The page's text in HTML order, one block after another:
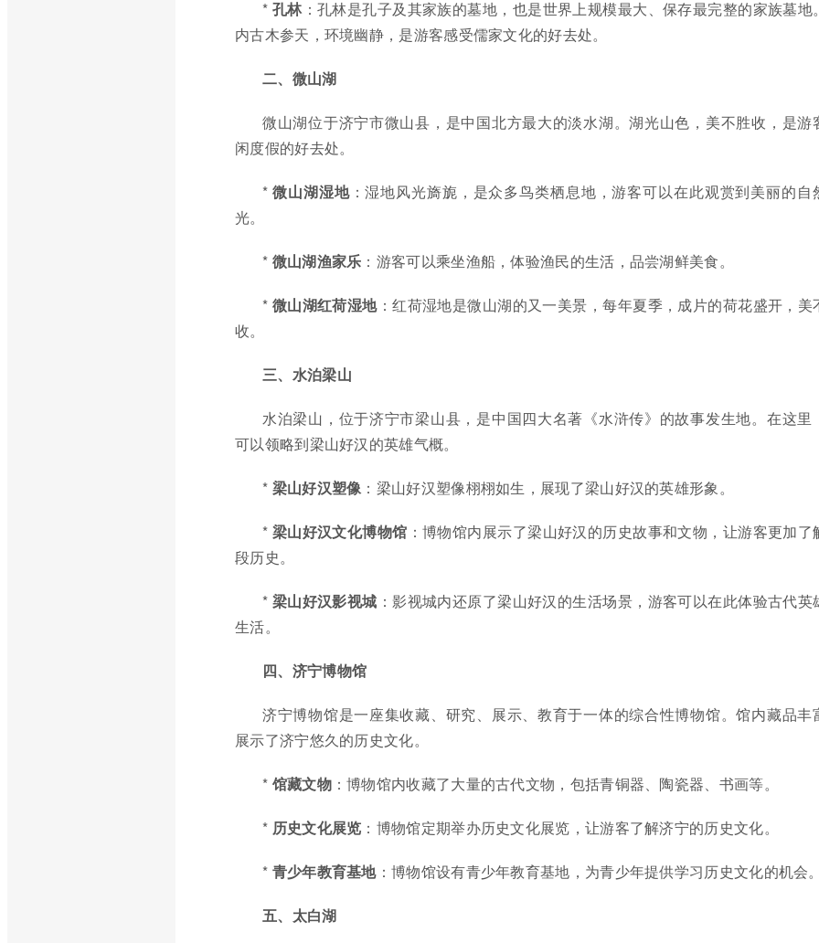
* 孔林：孔林是孔子及其家族的墓地，也是世界上规模最大、保存最完整的家族墓地
内古木参天，环境幽静，是游客感受儒家文化的好去处。
二、微山湖
微山湖位于济宁市微山县，是中国北方最大的淡水湖。湖光山色，美不胜收，是游
闲度假的好去处。
*微山湖湿地：湿地风光旖旎，是众多鸟类栖息地，游客可以在此观赏到美丽的自
光。
* 微山湖渔家乐 ：游客可以乘坐渔船，体验渔民的生活，品尝湖鲜美食。
* 微山湖红荷湿地：红荷湿地是微山湖的又一美景，每年夏季，成片的荷花盛开，美
收。
三、水泊梁山
水泊梁山，位于济宁市梁山县，是中国四大名著《水浒传》的故事发生地。在这里
可以领略到梁山好汉的英雄气概。
* 梁山好汉塑像：梁山好汉塑像栩栩如生，展现了梁山好汉的英雄形象。
* 梁山好汉文化博物馆 ：博物馆内展示了梁山好汉的历史故事和文物，让游客更加了
段历史。
* 梁山好汉影视城 ：影视城内还原了梁山好汉的生活场景，游客可以在此体验古代英
生活。
四、济宁博物馆
济宁博物馆是一座集收藏、研究、展示、教育于一体的综合性博物馆。馆内藏品丰
展示了济宁悠久的历史文化。
* 馆藏文物：博物馆内收藏了大量的古代文物，包括青铜器、陶瓷器、书画等。
* 历史文化展览 ：博物馆定期举办历史文化展览，让游客了解济宁的历史文化。
* 青少年教育基地：博物馆设有青少年教育基地，为青少年提供学习历史文化的机会
五、太白湖